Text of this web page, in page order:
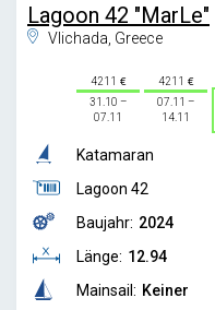
Lagoon 42 "MarLe"
Vlichada, Greece
4211
31.10 –
07.11
4211
07.11 –
14.11
Katamaran
Lagoon 42
Baujahr: 2024
Länge: 12.94
Mainsail: Keiner